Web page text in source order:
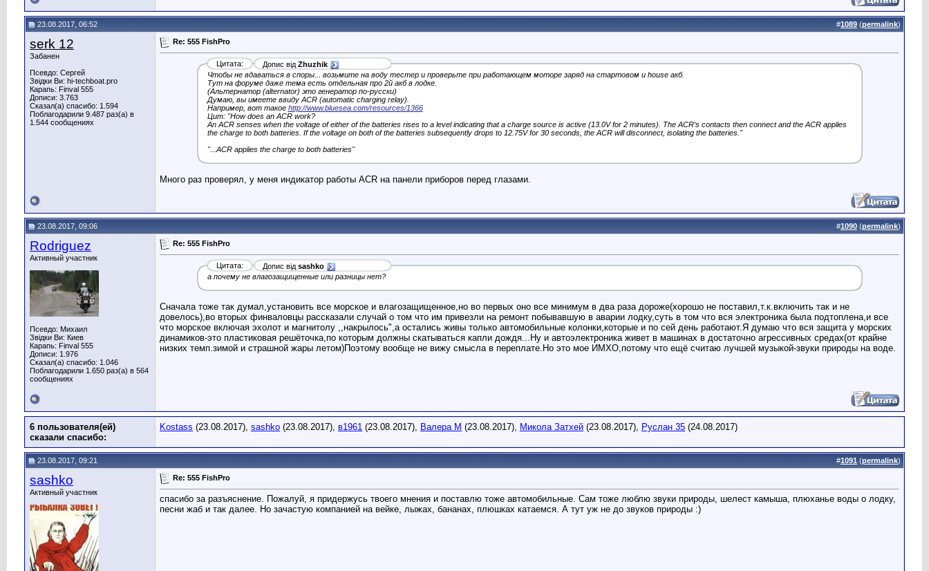
23.08.2017, 06:52 #1089 (permalink)
serk 12
Забанен
Псевдо: Сергей
Звідки Ви: hi-techboat.pro
Карапь: Finval 555
Дописи: 3.763
Сказал(а) спасибо: 1.594
Поблагодарили 9.487 раз(а) в
1.544 сообщениях
Re: 555 FishPro
Цитата: Допис від Zhuzhik
Чтобы не вдаваться в споры... возьмите на воду тестер и проверьте при работающем моторе заряд на стартовом и house акб.
Тут на форуме даже тема есть отдельная про 2й акб в лодке.
(Альтернатор (alternator) это генератор по-русски)
Думаю, вы имеете ввиду ACR (automatic charging relay).
Например, вот такое http://www.bluesea.com/resources/1366
Цит: "How does an ACR work?
An ACR senses when the voltage of either of the batteries rises to a level indicating that a charge source is active (13.0V for 2 minutes). The ACR′s contacts then connect and the ACR applies
the charge to both batteries. If the voltage on both of the batteries subsequently drops to 12.75V for 30 seconds, the ACR will disconnect, isolating the batteries."
"...ACR applies the charge to both batteries"
Mного раз проверял, у меня индикатор работы ACR на панели приборов перед глазами.
23.08.2017, 09:06 #1090 (permalink)
Rodriguez
Активный участник
Псевдо: Михаил
Звідки Ви: Киев
Карапь: Finval 555
Дописи: 1.976
Сказал(а) спасибо: 1.046
Поблагодарили 1.650 раз(а) в 564
сообщениях
Re: 555 FishPro
Цитата: Допис від sashko
а почему не влагозащищенные или разницы нет?
Сначала тоже так думал,установить все морское и влагозащищенное,но во первых оно все минимум в два раза дороже(хорошо не поставил,т.к.включить так и не
довелось),во вторых финваловцы рассказали случай о том что им привезли на ремонт побывавшую в аварии лодку,суть в том что вся электроника была подтоплена,и все
что морское включая эхолот и магнитолу ,,накрылось",а остались живы только автомобильные колонки,которые и по сей день работают.Я думаю что вся защита у морских
динамиков-это пластиковая решёточка,по которым должны скатываться капли дождя...Ну и автоэлектроника живет в машинах в достаточно агрессивных средах(от крайне
низких темп.зимой и страшной жары летом)Поэтому вообще не вижу смысла в переплате.Но это мое ИМХО,потому что ещё считаю лучшей музыкой-звуки природы на воде.
6 пользователя(ей)
сказали cпасибо:
Kostass (23.08.2017), sashko (23.08.2017), в1961 (23.08.2017), Валера М (23.08.2017), Микола Затхей (23.08.2017), Руслан 35 (24.08.2017)
23.08.2017, 09:21 #1091 (permalink)
sashko
Активный участник
Re: 555 FishPro
спасибо за разъяснение. Пожалуй, я придержусь твоего мнения и поставлю тоже автомобильные. Сам тоже люблю звуки природы, шелест камыша, плюханье воды о лодку,
песни жаб и так далее. Но зачастую компанией на вейке, лыжах, бананах, плюшках катаемся. А тут уж не до звуков природы :)